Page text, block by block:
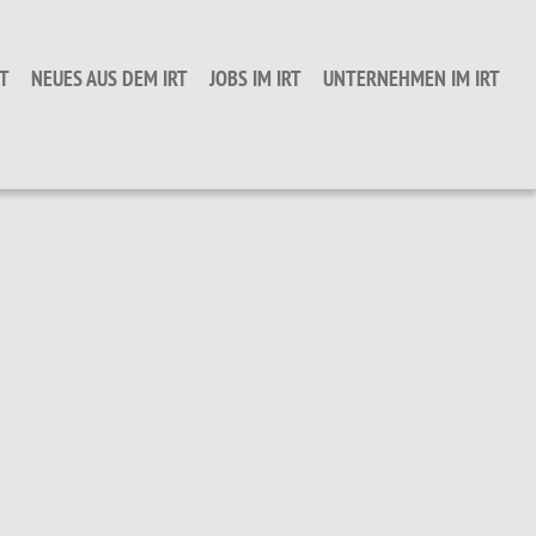
NEUES AUS DEM IRT JOBS IM IRT UNTERNEHMEN IM IRT